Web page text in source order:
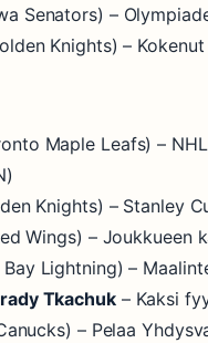
Senators) –
Knights) –
Maple Leafs) –
Knights) – Stanley
Wings) – Joukkueen
Lightning) –
Tkachuk– Kaksi
– Pelaa